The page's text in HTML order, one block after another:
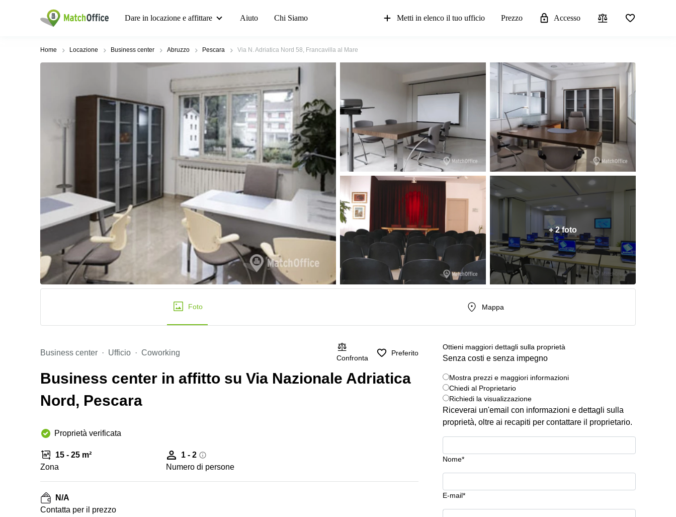
Dare in locazione e affittare Aiuto Chi Siamo Metti in elenco il tuo ufficio Prezzo Accesso
Home Locazione Business center Abruzzo Pescara Via N. Adriatica Nord 58, Francavilla al Mare
+ 2 foto
Foto Mappa
Business center Ufficio Coworking
Confronta
Preferito
Business center in affitto su Via Nazionale Adriatica
Nord, Pescara
Proprietà verificata
15 - 25 m²
Zona
1 - 2
Numero di persone
N/A
Сontatta per il prezzo
Ottieni maggiori dettagli sulla proprietà
Senza costi e senza impegno
Mostra prezzi e maggiori informazioni
Chiedi al Proprietario
Richiedi la visualizzazione
Riceverai un'email con informazioni e dettagli sulla
proprietà, oltre ai recapiti per contattare il proprietario.
Nome*
E-mail*
Mostra prezzi e maggiori informazioni